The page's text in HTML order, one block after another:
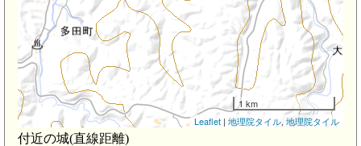
1 km
Leaflet | 地理院タイル, 地理院タイル
付近の城(直線距離)